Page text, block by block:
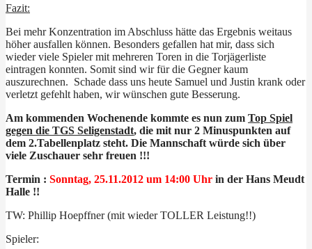
Fazit:
Bei mehr Konzentration im Abschluss hätte das Ergebnis weitaus
höher ausfallen können. Besonders gefallen hat mir, dass sich
wieder viele Spieler mit mehreren Toren in die Torjägerliste
eintragen konnten. Somit sind wir für die Gegner kaum
auszurechnen. Schade dass uns heute Samuel und Justin krank oder
verletzt gefehlt haben, wir wünschen gute Besserung.
Am kommenden Wochenende kommte es nun zum Top Spiel
gegen die TGS Seligenstadt, die mit nur 2 Minuspunkten auf
dem 2.Tabellenplatz steht. Die Mannschaft würde sich über
viele Zuschauer sehr freuen !!!
Termin : Sonntag, 25.11.2012 um 14:00 Uhr in der Hans Meudt
Halle !!
TW: Phillip Hoepffner (mit wieder TOLLER Leistung!!)
Spieler: